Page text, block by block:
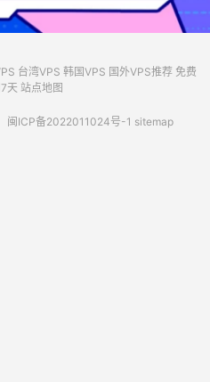
台湾VPS 韩国VPS 国外VPS推荐 免费
天 站点地图
闽ICP备2022011024号-1 sitemap